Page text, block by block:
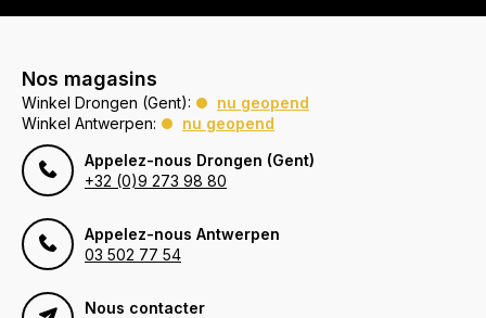
Nos magasins
Winkel Drongen (Gent):
nu geopend
Winkel Antwerpen:
nu geopend
Appelez-nous Drongen (Gent)
+32 (0)9 273 98 80
Appelez-nous Antwerpen
03 502 77 54
Nous contacter